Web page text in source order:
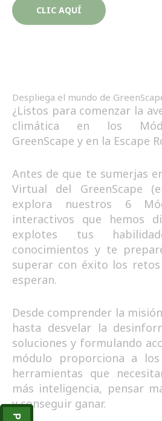
CLIC AQUÍ
Despliega el mundo de
¿Listos para comenzar la
climática en los
GreenScape y en la Escape
Antes de que te sumerjas
Virtual del GreenScape
explora nuestros 6
interactivos que hemos
explotes tus
conocimientos y te
superar con éxito los
esperan.
Desde comprender la
hasta desvelar la
soluciones y formulando
módulo proporciona a
herramientas que
más inteligencia, pensar
y conseguir ganar.